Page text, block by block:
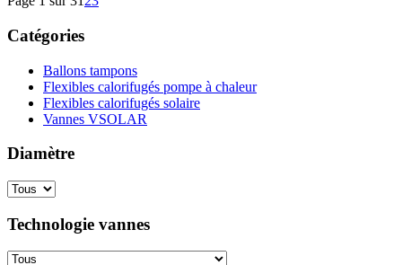
Catégories
Ballons tampons
Flexibles calorifugés pompe à chaleur
Flexibles calorifugés solaire
Vannes VSOLAR
Diamètre
Technologie vannes